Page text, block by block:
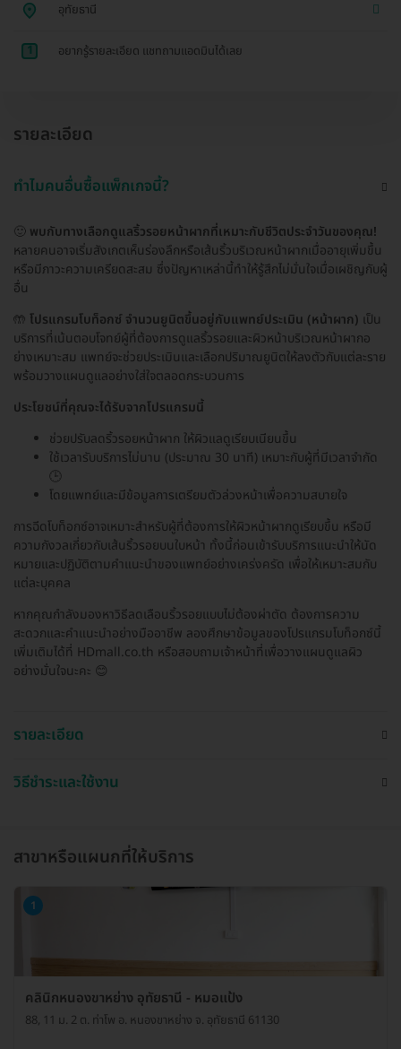
อุทัยธานี
1 อยากรู้รายละเอียด แชทถามแอดมินได้เลย
รายละเอียด
ทำไมคนอื่นซื้อแพ็กเกจนี้?
🙂 พบกับทางเลือกดูแลริ้วรอยหน้าผากที่เหมาะกับชีวิตประจำวันของคุณ!
หลายคนอาจเริ่มสังเกตเห็นร่องลึกหรือเส้นริ้วบริเวณหน้าผากเมื่ออายุเพิ่มขึ้น
หรือมีภาวะความเครียดสะสม ซึ่งปัญหาเหล่านี้ทำให้รู้สึกไม่มั่นใจเมื่อเผชิญกับผู้
อื่น
🤲 โปรแกรมโบท็อกซ์ จำนวนยูนิตขึ้นอยู่กับแพทย์ประเมิน (หน้าผาก) เป็น
บริการที่เน้นตอบโจทย์ผู้ที่ต้องการดูแลริ้วรอยและผิวหน้าบริเวณหน้าผากอ
ย่างเหมาะสม แพทย์จะช่วยประเมินและเลือกปริมาณยูนิตให้ลงตัวกับแต่ละราย
พร้อมวางแผนดูแลอย่างใส่ใจตลอดกระบวนการ
ประโยชน์ที่คุณจะได้รับจากโปรแกรมนี้
ช่วยปรับลดริ้วรอยหน้าผาก ให้ผิวแลดูเรียบเนียนขึ้น
ใช้เวลารับบริการไม่นาน (ประมาณ 30 นาที) เหมาะกับผู้ที่มีเวลาจำกัด
🕒
โดยแพทย์และมีข้อมูลการเตรียมตัวล่วงหน้าเพื่อความสบายใจ
การฉีดโบท็อกซ์อาจเหมาะสำหรับผู้ที่ต้องการให้ผิวหน้าผากดูเรียบขึ้น หรือมี
ความกังวลเกี่ยวกับเส้นริ้วรอยบนใบหน้า ทั้งนี้ก่อนเข้ารับบริการแนะนำให้นัด
หมายและปฏิบัติตามคำแนะนำของแพทย์อย่างเคร่งครัด เพื่อให้เหมาะสมกับ
แต่ละบุคคล
หากคุณกำลังมองหาวิธีลดเลือนริ้วรอยแบบไม่ต้องผ่าตัด ต้องการความ
สะดวกและคำแนะนำอย่างมืออาชีพ ลองศึกษาข้อมูลของโปรแกรมโบท็อกซ์นี้
เพิ่มเติมได้ที่ HDmall.co.th หรือสอบถามเจ้าหน้าที่เพื่อวางแผนดูแลผิว
อย่างมั่นใจนะคะ 😊
รายละเอียด
วิธีชำระและใช้งาน
สาขาหรือแผนกที่ให้บริการ
1
คลินิกหนองขาหย่าง อุทัยธานี - หมอแป้ง
88, 11 ม. 2 ต. ท่าโพ อ. หนองขาหย่าง จ. อุทัยธานี 61130